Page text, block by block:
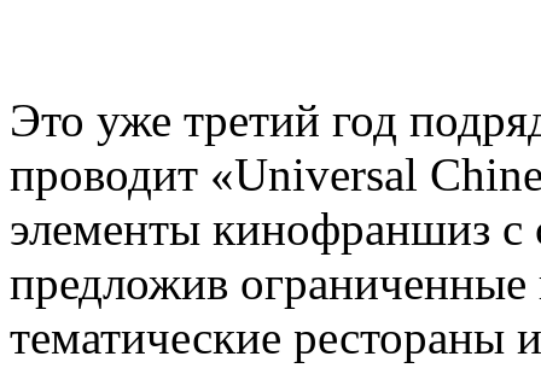
Это уже третий год
проводит «Universal
элементы кинофраншиз
предложив ограниченные
тематические